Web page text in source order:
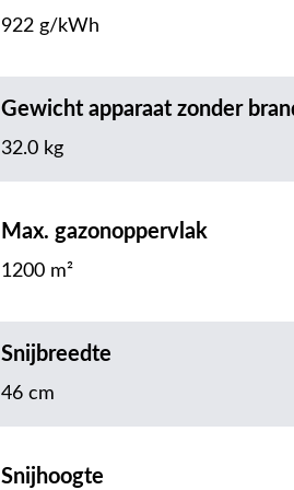
922 g/kWh
Gewicht apparaat zonder
32.0 kg
Max. gazonoppervlak
1200 m²
Snijbreedte
46 cm
Snijhoogte